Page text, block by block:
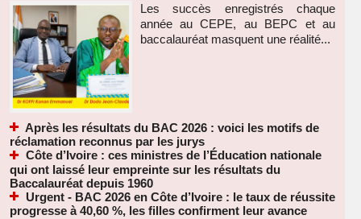
Les succès enregistrés chaque
année au CEPE, au BEPC et au
baccalauréat masquent une réalité...
Après les résultats du BAC 2026 : voici les motifs de
réclamation reconnus par les jurys
Côte d’Ivoire : ces ministres de l’Éducation nationale
qui ont laissé leur empreinte sur les résultats du
Baccalauréat depuis 1960
Urgent - BAC 2026 en Côte d’Ivoire : le taux de réussite
progresse à 40,60 %, les filles confirment leur avance